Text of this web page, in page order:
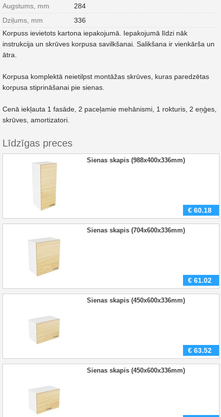
Augstums, mm
284
Dziļums, mm
336
Korpuss ievietots kartona iepakojumā. Iepakojumā līdzi nāk
instrukcija un skrūves korpusa savilkšanai. Salikšana ir vienkārša un
ātra.
Korpusa komplektā neietilpst montāžas skrūves, kuras paredzētas
korpusa stiprināšanai pie sienas.
Cenā iekļauta 1 fasāde, 2 paceļamie mehānismi, 1 rokturis, 2 eņģes,
skrūves, amortizatori.
Līdzīgas preces
Sienas skapis (988x400x336mm)
€ 60.18
Sienas skapis (704x600x336mm)
€ 61.02
Sienas skapis (450x600x336mm)
€ 63.52
Sienas skapis (450x600x336mm)